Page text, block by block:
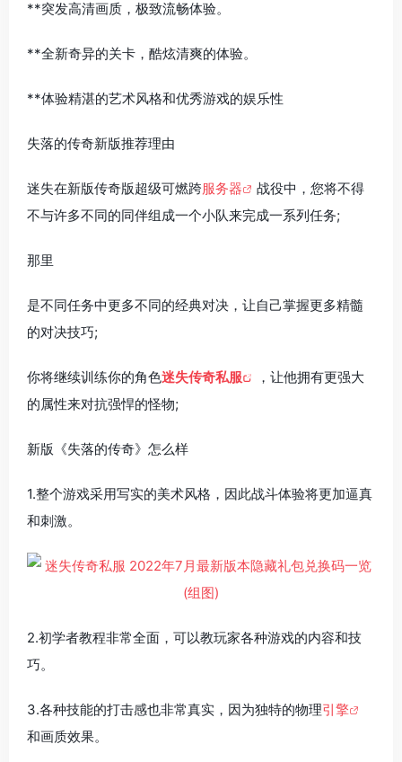
**突发高清画质，极致流畅体验。
**全新奇异的关卡，酷炫清爽的体验。
**体验精湛的艺术风格和优秀游戏的娱乐性
失落的传奇新版推荐理由
迷失在新版传奇版超级可燃跨服务器
战役中，您将不得
不与许多不同的同伴组成一个小队来完成一系列任务;
那里
是不同任务中更多不同的经典对决，让自己掌握更多精髓
的对决技巧;
你将继续训练你的角色迷失传奇私服
，让他拥有更强大
的属性来对抗强悍的怪物;
新版《失落的传奇》怎么样
1.整个游戏采用写实的美术风格，因此战斗体验将更加逼真
和刺激。
2.初学者教程非常全面，可以教玩家各种游戏的内容和技
巧。
3.各种技能的打击感也非常真实，因为独特的物理引擎
和画质效果。